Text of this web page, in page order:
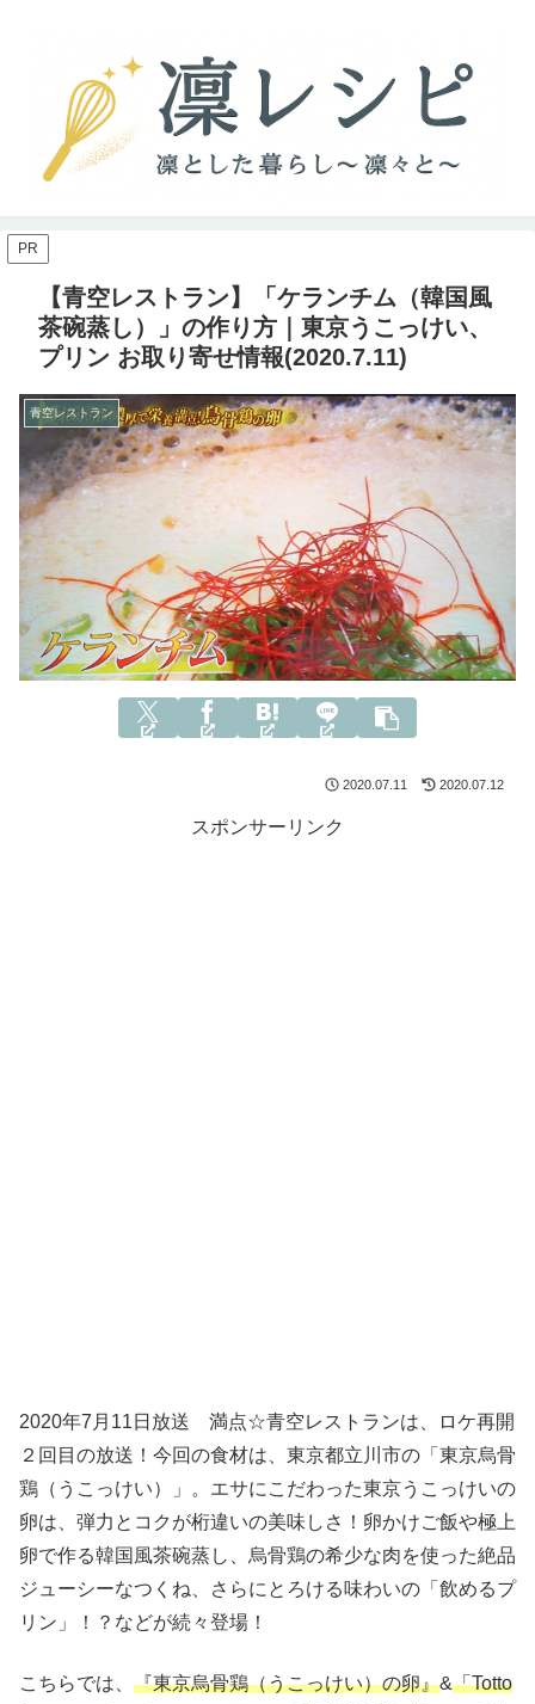
PR
【青空レストラン】「ケランチム（韓国風
茶碗蒸し）」の作り方｜東京うこっけい、
プリン お取り寄せ情報(2020.7.11)
青空レストラン
2020.07.11 2020.07.12
スポンサーリンク
2020年7月11日放送 満点☆青空レストランは、ロケ再開
２回目の放送！今回の食材は、東京都立川市の「東京烏骨
鶏（うこっけい）」。エサにこだわった東京うこっけいの
卵は、弾力とコクが桁違いの美味しさ！卵かけご飯や極上
卵で作る韓国風茶碗蒸し、烏骨鶏の希少な肉を使った絶品
ジューシーなつくね、さらにとろける味わいの「飲めるプ
リン」！？などが続々登場！
こちらでは、 『東京烏骨鶏（うこっけい）の卵』&「Totto